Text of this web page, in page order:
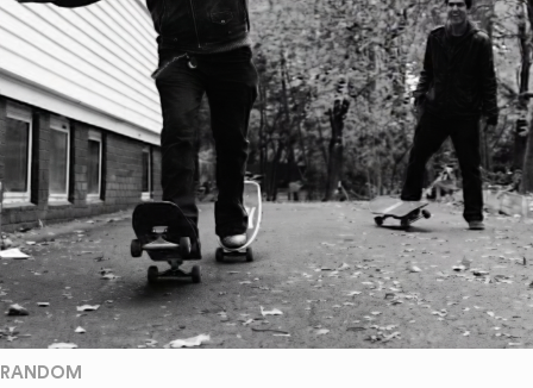
RANDOM